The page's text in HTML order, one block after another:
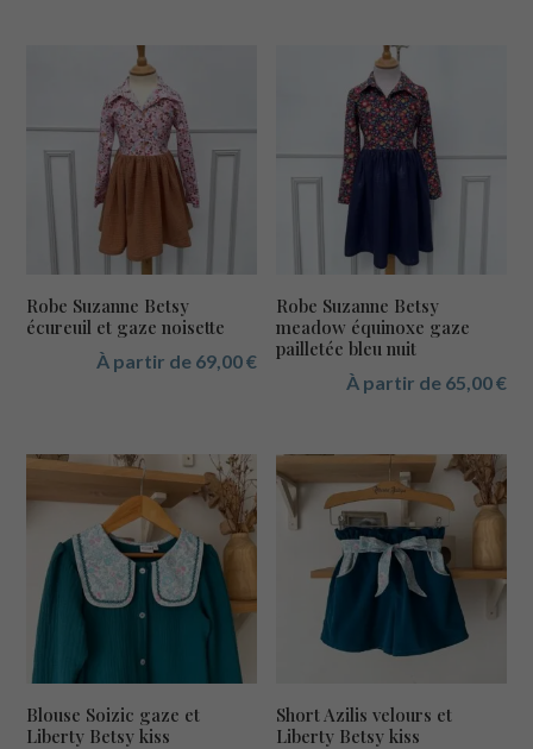
Robe Suzanne Betsy
écureuil et gaze noisette
À partir de 69,00€
Robe Suzanne Betsy
meadow équinoxe gaze
pailletée bleu nuit
À partir de 65,00€
Blouse Soizic gaze et
Liberty Betsy kiss
Short Azilis velours et
Liberty Betsy kiss